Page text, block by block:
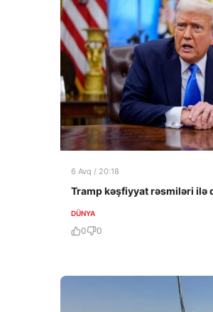
6 Avq / 20:18
Tramp kəşfiyyat rəsmiləri ilə
DÜNYA
0 0